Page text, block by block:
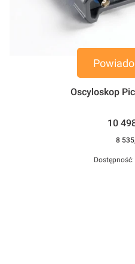
Oscyloskop
Cena
10
Cena
8
Dostępność: